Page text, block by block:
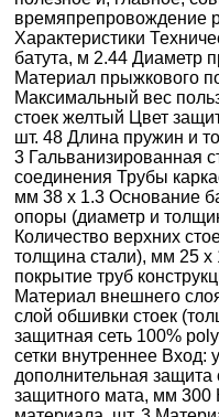
времяпрепровождение
Характеристики
батута, м 2.44 Диаметр
Материал прыжкового
Максимальный вес
стоек желтый Цвет
шт. 48 Длина пружин и
3 Гальванизированная
соединения Трубы
мм 38 x 1.3 Основание
опоры (диаметр и
Количество верхних
толщина стали), мм 25 x
покрытие труб
Материал внешнего
слой обшивки стоек
защитная сеть 100%
сетки внутреннее Вход:
дополнительная
защитного мата, мм 300